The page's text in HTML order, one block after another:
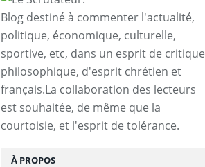
Blog destiné à commenter l'actualité,
politique, économique, culturelle,
sportive, etc, dans un esprit de critique
philosophique, d'esprit chrétien et
français.La collaboration des lecteurs
est souhaitée, de même que la
courtoisie, et l'esprit de tolérance.
À PROPOS